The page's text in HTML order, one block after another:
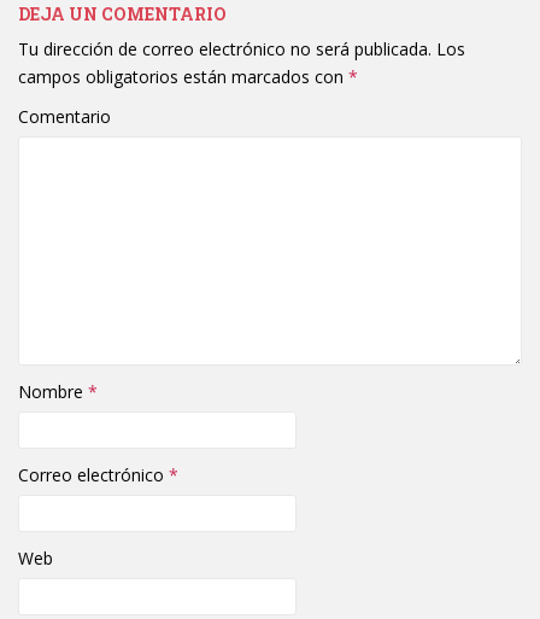
DEJA UN COMENTARIO
Tu dirección de correo electrónico no será publicada. Los
campos obligatorios están marcados con *
Comentario
Nombre *
Correo electrónico *
Web